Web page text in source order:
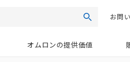
検索お問
オムロンの提供価値